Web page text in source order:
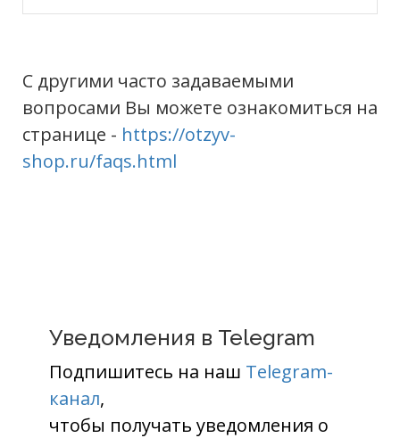
С другими часто задаваемыми
вопросами Вы можете ознакомиться на
странице - https://otzyv-
shop.ru/faqs.html
Уведомления в Telegram
Подпишитесь на наш Telegram-
канал,
чтобы получать уведомления о